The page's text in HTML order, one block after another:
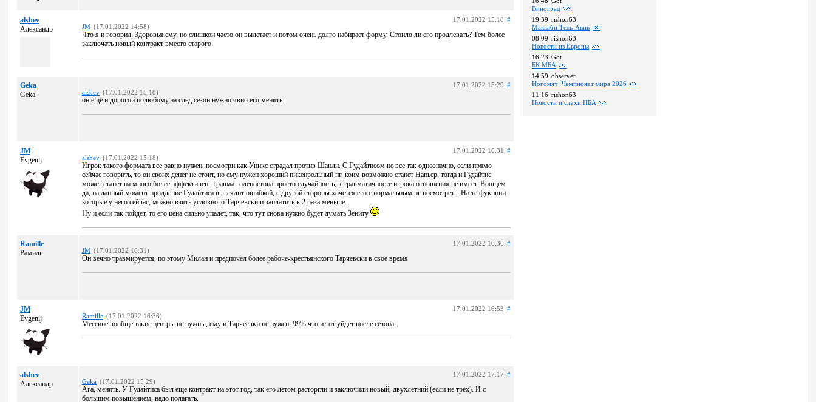
alshev
Александр
17.01.2022 15:18 #
JM (17.01.2022 14:58)
Что я и говорил. Здоровья ему, но слишкои часто он вылетает и потом очень долго набирает форму. Стоило ли его продлевать? Тем более
заключать новый контракт вместо старого.
Geka
Geka
17.01.2022 15:29 #
alshev (17.01.2022 15:18)
он ещё и дорогой полюбому,на след.сезон нужно явно его менять
JM
Evgenij
17.01.2022 16:31 #
alshev (17.01.2022 15:18)
Игрок такого формата все равно нужен, посмотри как Уникс страдал против Шанли. С Гудайтисом не все так однозначно, если прямо
сейчас говорить, то он своих денег не стоит, но ему нужен хороший пикенрольный пг, коим возможно станет Напьер, тогда и Гудайтис
может станет на много более эффективен. Травма голеностопа просто случайность, к травматичносте игрока отношения не имеет. Воощем
да, на данный момент продление Гудайтиса выглядит ошибкой, с другой стороны хочется его с нормальным пг посмотреть. На те фукнции
которые у него сейчас, можно взять условного Тарчевски и заплатить в 2 раза меньше.
Ну и если так пойдет, то его цена сильно упадет, так, что тут снова нужно будет думать Зениту
Ramille
Рамиль
17.01.2022 16:36 #
JM (17.01.2022 16:31)
Он вечно травмируется, по этому Милан и предпочёл более рабоче-крестьянского Тарчевски в свое время
JM
Evgenij
17.01.2022 16:53 #
Ramille (17.01.2022 16:36)
Мессине вообще такие центры не нужны, ему и Тарчесвки не нужен, 99% что и тот уйдет после сезона.
alshev
Александр
17.01.2022 17:17 #
Geka (17.01.2022 15:29)
Ага, менять. У Гудайтиса был еще контракт на этот год, так его летом расторгли и заключили новый, двухлетний (если не трех). И с
большим повышением, надо полагать.
Виноград
19:39 rishon63
Маккаби Тель-Авив
08:09 rishon63
Новости из Европы
16:23 Got
БК МБА
14:59 observer
Ногомяч: Чемпионат мира 2026
11:16 rishon63
Новости и слухи НБА